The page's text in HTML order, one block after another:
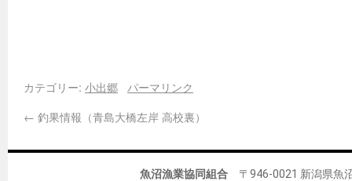
カテゴリー: 小出郷
パーマリンク
← 釣果情報（青島大橋左岸 高校裏）
魚沼漁業協同組合 〒946-0021 新潟県魚